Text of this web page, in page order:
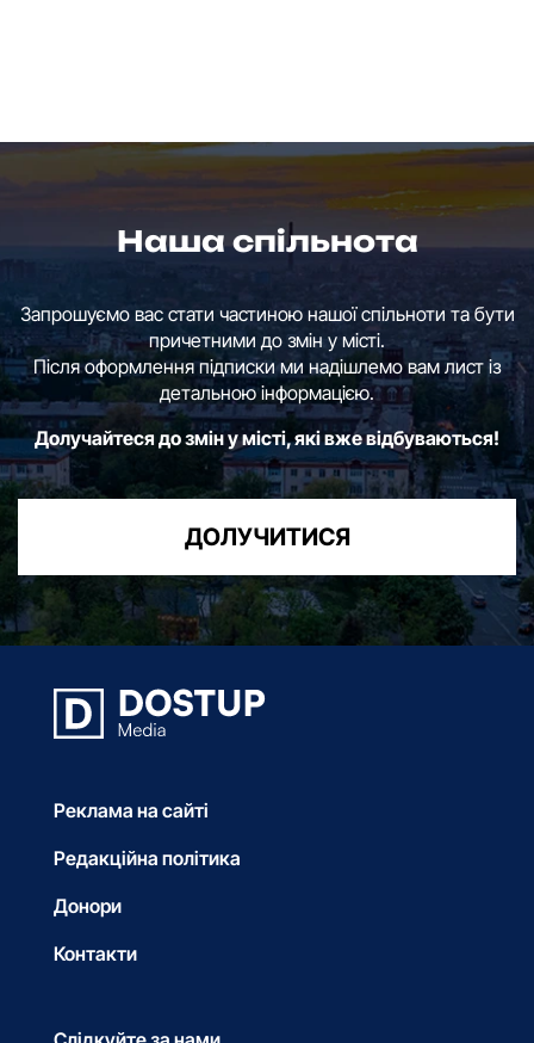
Наша спільнота
Запрошуємо вас стати частиною нашої спільноти та бути
причетними до змін у місті.
Після оформлення підписки ми надішлемо вам лист із
детальною інформацією.
Долучайтеся до змін у місті, які вже відбуваються!
ДОЛУЧИТИСЯ
Реклама на сайті
Редакційна політика
Донори
Контакти